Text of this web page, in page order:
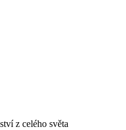
z celého světa